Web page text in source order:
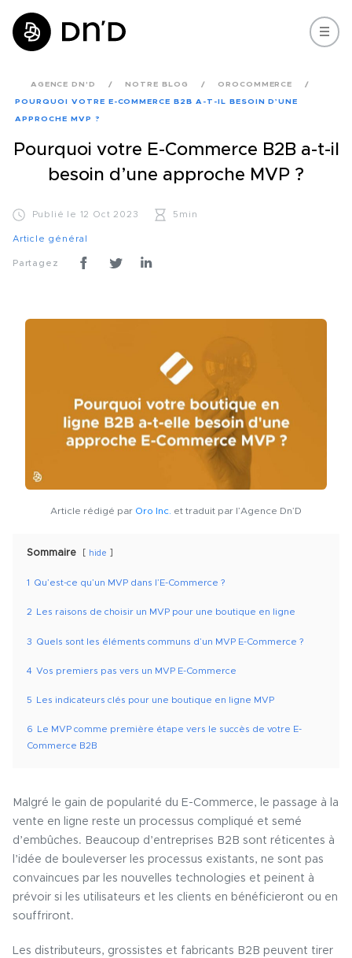
AGENCE DN'D NOTRE BLOG OROCOMMERCE
POURQUOI VOTRE E-COMMERCE B2B A-T-IL BESOIN D’UNE
APPROCHE MVP ?
Pourquoi votre E-Commerce B2B a-t-il
besoin d’une approche MVP ?
Publié le 12 Oct 2023 5min
Article général
Partagez
Article rédigé par Oro Inc. et traduit par l’Agence Dn’D
Sommaire hide
1 Qu’est-ce qu’un MVP dans l’E-Commerce ?
2 Les raisons de choisir un MVP pour une boutique en ligne
3 Quels sont les éléments communs d’un MVP E-Commerce ?
4 Vos premiers pas vers un MVP E-Commerce
5 Les indicateurs clés pour une boutique en ligne MVP
6
Le MVP comme première étape vers le succès de votre E-
Commerce B2B
Malgré le gain de popularité du E-Commerce, le passage à la
vente en ligne reste un processus compliqué et semé
d’embûches. Beaucoup d’entreprises B2B sont réticentes à
l’idée de bouleverser les processus existants, ne sont pas
convaincues par les nouvelles technologies et peinent à
prévoir si les utilisateurs et les clients en bénéficieront ou en
souffriront.
Les distributeurs, grossistes et fabricants B2B peuvent tirer